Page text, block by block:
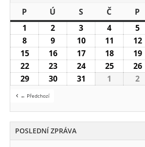
P Pondělí
Ú SStředaČ Čtvrtek
P
1 1.1.2024
2 2.1.2024
3 3.1.2024
4 4.1.2024
5
8 8.1.2024
9 9.1.2024
1010.1.2024
11 11.1.2024
12
1515.1.2024
1616.1.2024
1717.1.2024
1818.1.2024
19
2222.1.2024
2323.1.2024
2424.1.2024
2525.1.2024
26
2929.1.2024
3030.1.2024
31 31.1.2024
1 1.2.2024
2
← Předchozí
POSLEDNÍ ZPRÁVA